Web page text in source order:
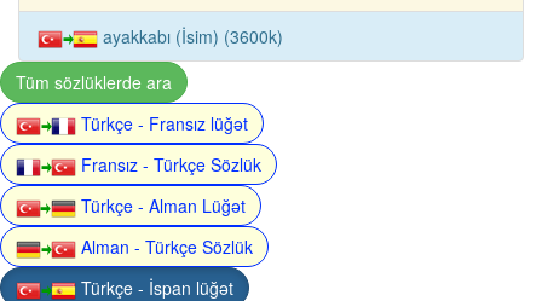
ayakkabı (İsim) (3600k)
Tüm sözlüklerde ara
Türkçe - Fransız lüğət
Fransız - Türkçe Sözlük
Türkçe - Alman Lüğət
Alman - Türkçe Sözlük
Türkçe - İspan lüğət